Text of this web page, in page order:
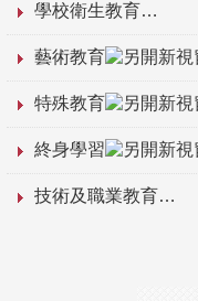
學校衛生教育
藝術教育
特殊教育
終身學習
技術及職業教育